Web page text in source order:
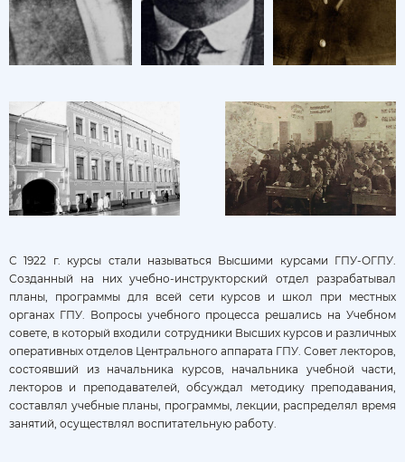
С 1922 г. курсы стали называться Высшими курсами ГПУ-ОГПУ.
Созданный на них учебно-инструкторский отдел разрабатывал
планы, программы для всей сети курсов и школ при местных
органах ГПУ. Вопросы учебного процесса решались на Учебном
совете, в который входили сотрудники Высших курсов и различных
оперативных отделов Центрального аппарата ГПУ. Совет лекторов,
состоявший из начальника курсов, начальника учебной части,
лекторов и преподавателей, обсуждал методику преподавания,
составлял учебные планы, программы, лекции, распределял время
занятий, осуществлял воспитательную работу.